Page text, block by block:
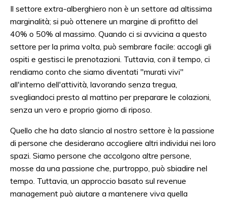
Il settore extra-alberghiero non è un settore ad altissima
marginalità; si può ottenere un margine di profitto del
40% o 50% al massimo. Quando ci si avvicina a questo
settore per la prima volta, può sembrare facile: accogli gli
ospiti e gestisci le prenotazioni. Tuttavia, con il tempo, ci
rendiamo conto che siamo diventati "murati vivi"
all'interno dell'attività, lavorando senza tregua,
svegliandoci presto al mattino per preparare le colazioni,
senza un vero e proprio giorno di riposo.
Quello che ha dato slancio al nostro settore è la passione
di persone che desiderano accogliere altri individui nei loro
spazi. Siamo persone che accolgono altre persone,
mosse da una passione che, purtroppo, può sbiadire nel
tempo. Tuttavia, un approccio basato sul revenue
management può aiutare a mantenere viva quella